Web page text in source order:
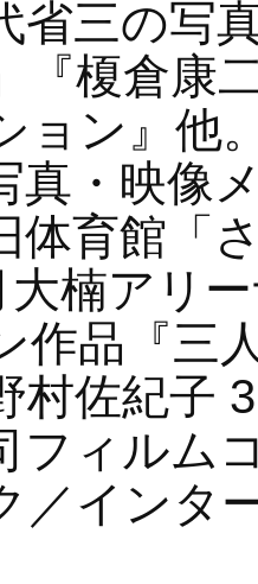
省三の写
『榎倉康
ョン』他
真・映像
体育館「
大楠アリ
作品『三
村佐紀子
フィルム
／インタ